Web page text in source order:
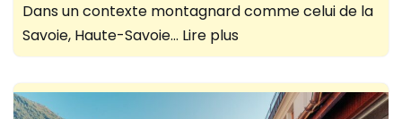
Dans un contexte montagnard comme celui de la
Savoie, Haute-Savoie… Lire plus